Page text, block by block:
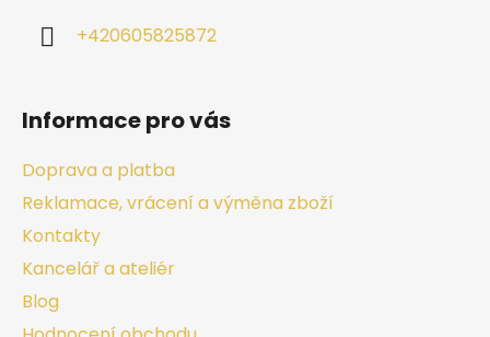
+420605825872
Informace pro vás
Doprava a platba
Reklamace, vrácení a výměna zboží
Kontakty
Kancelář a ateliér
Blog